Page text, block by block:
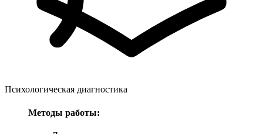
Психологическая диагностика
Методы работы: